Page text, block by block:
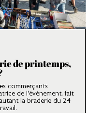
de printemps,
commerçants
de l'événement, fait
la braderie du 24